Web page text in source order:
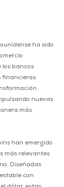
ha sido
los bancos
financieras
nuevas
más
han emergido
más relevantes
Diseñadas
con